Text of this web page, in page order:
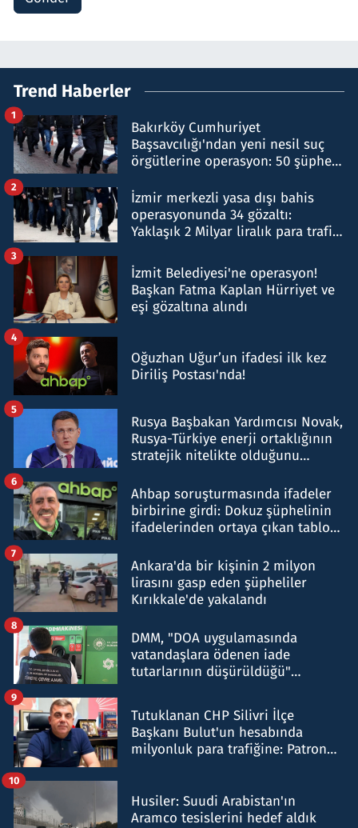
Trend Haberler
Bakırköy Cumhuriyet
Başsavcılığı'ndan yeni nesil suç
örgütlerine operasyon: 50 şüpheli
1
İzmir merkezli yasa dışı bahis
operasyonunda 34 gözaltı:
Yaklaşık 2 Milyar liralık para trafiği
2
İzmit Belediyesi'ne operasyon!
Başkan Fatma Kaplan Hürriyet ve
eşi gözaltına alındı
3
Oğuzhan Uğur’un ifadesi ilk kez
Diriliş Postası'nda!
4
Rusya Başbakan Yardımcısı Novak,
Rusya-Türkiye enerji ortaklığının
stratejik nitelikte olduğunu
5
Ahbap soruşturmasında ifadeler
birbirine girdi: Dokuz şüphelinin
ifadelerinden ortaya çıkan tablo
6
Ankara'da bir kişinin 2 milyon
lirasını gasp eden şüpheliler
Kırıkkale'de yakalandı
7
DMM, "DOA uygulamasında
vatandaşlara ödenen iade
tutarlarının düşürüldüğü"
8
Tutuklanan CHP Silivri İlçe
Başkanı Bulut'un hesabında
milyonluk para trafiğine: Patron
9
Husiler: Suudi Arabistan'ın
Aramco tesislerini hedef aldık
10